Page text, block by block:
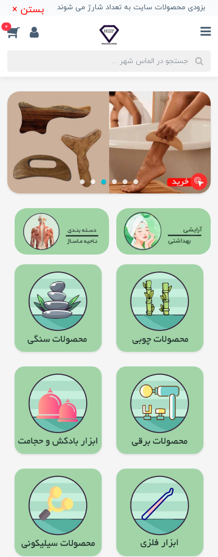
بزودی محصولات سایت به تعداد شارژ می شوند بستن ×
0